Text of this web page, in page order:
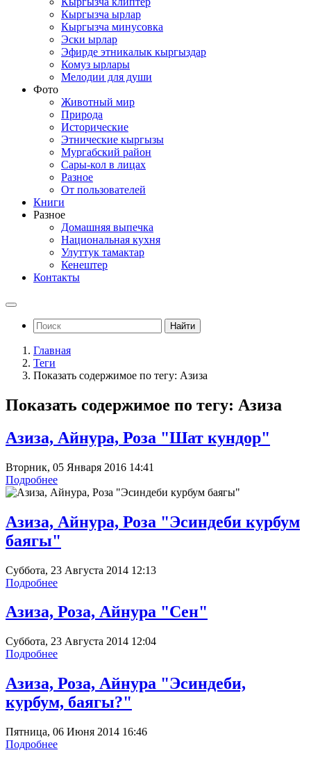
Кыргызча ырлар
Кыргызча минусовка
Эски ырлар
Эфирде этникалык кыргыздар
Комуз ырлары
Мелодии для души
Фото
Животный мир
Природа
Исторические
Этнические кыргызы
Мургабский район
Сары-кол в лицах
Разное
От пользователей
Книги
Разное
Домашняя выпечка
Национальная кухня
Улуттук тамактар
Кенештер
Контакты
Найти
Главная
Теги
Показать содержимое по тегу: Азиза
Показать содержимое по тегу: Азиза
Азиза, Айнура, Роза "Шат кундор"
Вторник, 05 Января 2016 14:41
Подробнее
Азиза, Айнура, Роза "Эсиндеби курбум
баягы"
Суббота, 23 Августа 2014 12:13
Подробнее
Азиза, Роза, Айнура "Сен"
Суббота, 23 Августа 2014 12:04
Подробнее
Азиза, Роза, Айнура "Эсиндеби,
курбум, баягы?"
Пятница, 06 Июня 2014 16:46
Подробнее